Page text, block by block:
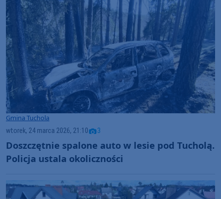
Gmina Tuchola
wtorek, 24 marca 2026, 21:10 3
Doszczętnie spalone auto w lesie pod Tucholą.
Policja ustala okoliczności